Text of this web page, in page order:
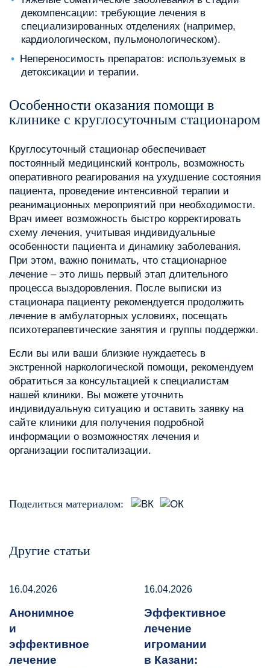
декомпенсации: требующие лечения в
специализированных отделениях (например,
кардиологическом, пульмонологическом).
Непереносимость препаратов: используемых в
детоксикации и терапии.
Особенности оказания помощи в
клинике с круглосуточным стационаром
Круглосуточный стационар обеспечивает
постоянный медицинский контроль, возможность
оперативного реагирования на ухудшение состояния
пациента, проведение интенсивной терапии и
реанимационных мероприятий при необходимости.
Врач имеет возможность быстро корректировать
схему лечения, учитывая индивидуальные
особенности пациента и динамику заболевания.
При этом, важно понимать, что стационарное
лечение – это лишь первый этап длительного
процесса выздоровления. После выписки из
стационара пациенту рекомендуется продолжить
лечение в амбулаторных условиях, посещать
психотерапевтические занятия и группы поддержки.
Если вы или ваши близкие нуждаетесь в
экстренной наркологической помощи, рекомендуем
обратиться за консультацией к специалистам
нашей клиники. Вы можете уточнить
индивидуальную ситуацию и оставить заявку на
сайте клиники для получения подробной
информации о возможностях лечения и
организации госпитализации.
Поделиться материалом:
Другие статьи
16.04.2026
Анонимное
и
эффективное
лечение
16.04.2026
Эффективное
лечение
игромании
в Казани: